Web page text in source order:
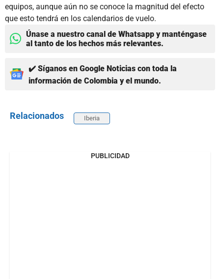
equipos, aunque aún no se conoce la magnitud del efecto
que esto tendrá en los calendarios de vuelo.
Únase a nuestro canal de Whatsapp y manténgase
al tanto de los hechos más relevantes.
✔️ Síganos en Google Noticias con toda la
información de Colombia y el mundo.
Relacionados Iberia
PUBLICIDAD